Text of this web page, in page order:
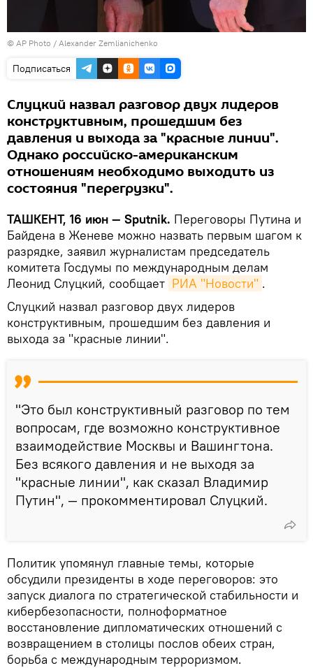
© AP Photo / Alexander Zemlianichenko
Подписаться
Слуцкий назвал разговор двух лидеров
конструктивным, прошедшим без
давления и выхода за "красные линии".
Однако российско-американским
отношениям необходимо выходить из
состояния "перегрузки".
ТАШКЕНТ, 16 июн — Sputnik. Переговоры Путина и
Байдена в Женеве можно назвать первым шагом к
разрядке, заявил журналистам председатель
комитета Госдумы по международным делам
Леонид Слуцкий, сообщает РИА "Новости" .
Слуцкий назвал разговор двух лидеров
конструктивным, прошедшим без давления и
выхода за "красные линии".
"Это был конструктивный разговор по тем
вопросам, где возможно конструктивное
взаимодействие Москвы и Вашингтона.
Без всякого давления и не выходя за
"красные линии", как сказал Владимир
Путин", — прокомментировал Слуцкий.
Политик упомянул главные темы, которые
обсудили президенты в ходе переговоров: это
запуск диалога по стратегической стабильности и
кибербезопасности, полноформатное
восстановление дипломатических отношений с
возвращением в столицы послов обеих стран,
борьба с международным терроризмом.